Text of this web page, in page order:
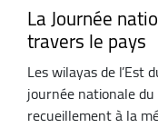
La Journée
travers le pays
Les wilayas de l’Est
journée nationale
recueillement à la